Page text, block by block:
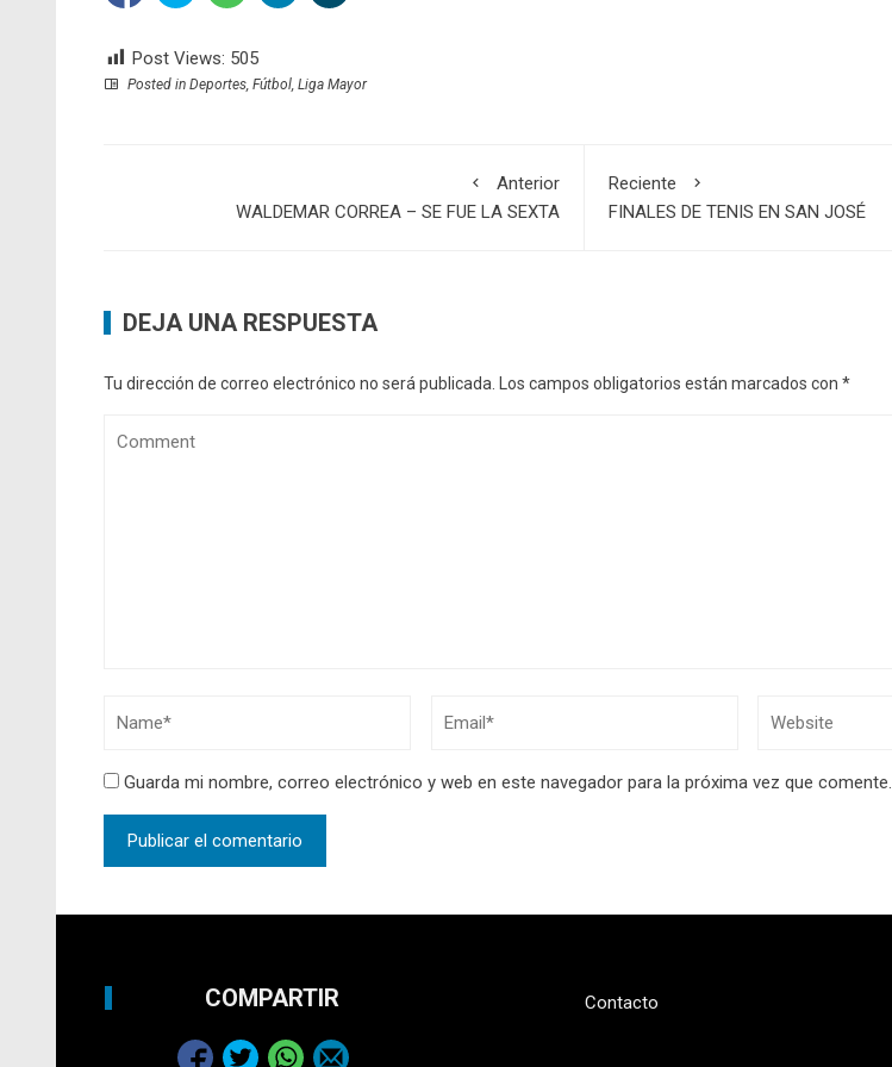
Post Views: 505
Posted in Deportes, Fútbol, Liga Mayor
Anterior
WALDEMAR CORREA – SE FUE LA SEXTA
Reciente
FINALES DE TENIS EN SAN JOSÉ
DEJA UNA RESPUESTA
Tu dirección de correo electrónico no será publicada. Los campos obligatorios están marcados con *
Guarda mi nombre, correo electrónico y web en este navegador para la próxima vez que comente.
COMPARTIR Contacto